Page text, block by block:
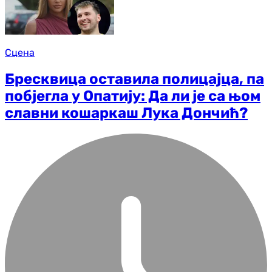
Сцена
Бресквица оставила полицајца, па
побјегла у Опатију: Да ли је са њом
славни кошаркаш Лука Дончић?